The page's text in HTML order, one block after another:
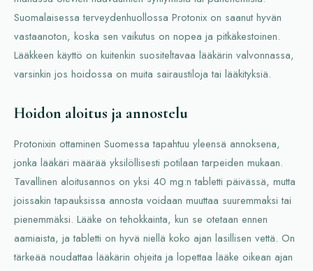
Suomalaisessa terveydenhuollossa Protonix on saanut hyvän
vastaanoton, koska sen vaikutus on nopea ja pitkäkestoinen.
Lääkkeen käyttö on kuitenkin suositeltavaa lääkärin valvonnassa,
varsinkin jos hoidossa on muita sairaustiloja tai lääkityksiä.
Hoidon aloitus ja annostelu
Protonixin ottaminen Suomessa tapahtuu yleensä annoksena,
jonka lääkäri määrää yksilöllisesti potilaan tarpeiden mukaan.
Tavallinen aloitusannos on yksi 40 mg:n tabletti päivässä, mutta
joissakin tapauksissa annosta voidaan muuttaa suuremmaksi tai
pienemmäksi. Lääke on tehokkainta, kun se otetaan ennen
aamiaista, ja tabletti on hyvä niellä koko ajan lasillisen vettä. On
tärkeää noudattaa lääkärin ohjeita ja lopettaa lääke oikean ajan